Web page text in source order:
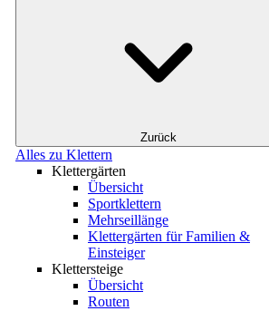
Zurück
Alles zu Klettern
Klettergärten
Übersicht
Sportklettern
Mehrseillänge
Klettergärten für Familien &
Einsteiger
Klettersteige
Übersicht
Routen